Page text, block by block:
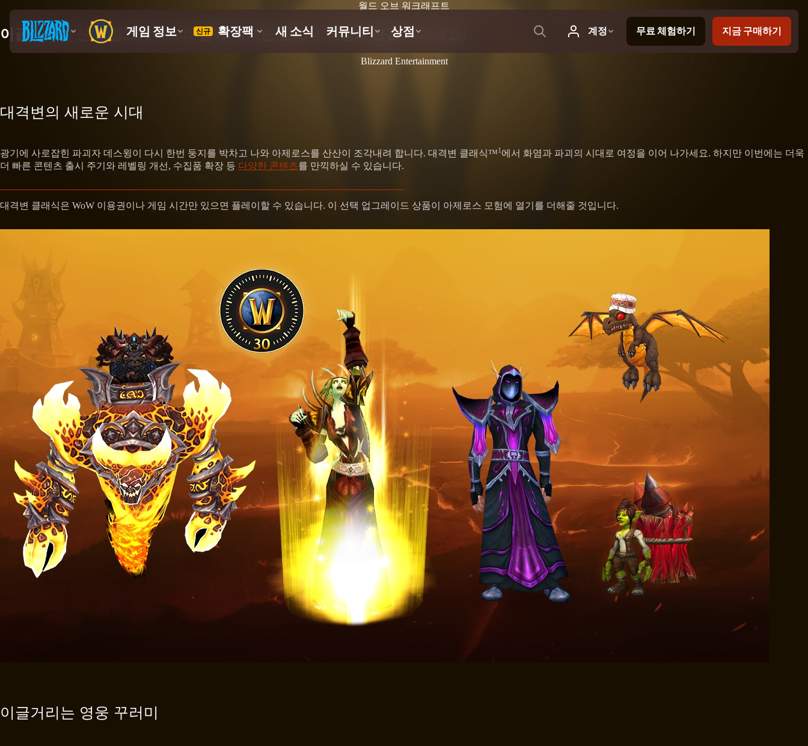
월드 오브 워크래프트
이글거리는 신화 업그레이드와 함께 대격변 클래식 여정에 불을 지피세요!
Blizzard Entertainment
대격변의 새로운 시대
광기에 사로잡힌 파괴자 데스윙이 다시 한번 둥지를 박차고 나와 아제로스를 산산이 조각내려 합니다. 대격변 클래식™1에서 화염과 파괴의 시대로 여정을 이어 나가세요. 하지만 이번에는 더욱
더 빠른 콘텐츠 출시 주기와 레벨링 개선, 수집품 확장 등 다양한 콘텐츠를 만끽하실 수 있습니다.
대격변 클래식은 WoW 이용권이나 게임 시간만 있으면 플레이할 수 있습니다. 이 선택 업그레이드 상품이 아제로스 모험에 열기를 더해줄 것입니다.
이글거리는 영웅 꾸러미